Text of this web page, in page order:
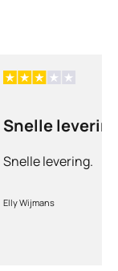
Snelle
Snelle levering.
Elly Wijmans